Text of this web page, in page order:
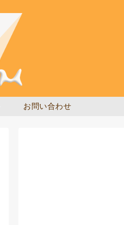
お問い合わせ